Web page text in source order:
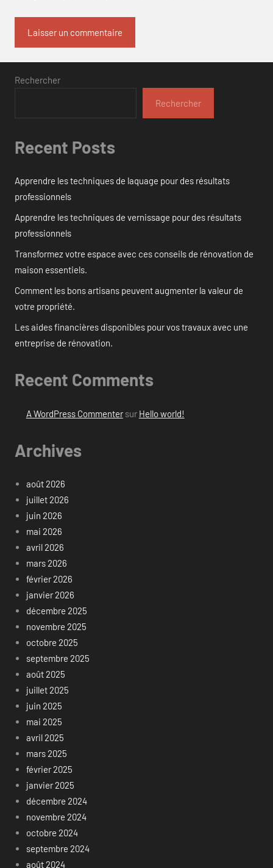
Rechercher
Rechercher
Recent Posts
Apprendre les techniques de laquage pour des résultats
professionnels
Apprendre les techniques de vernissage pour des résultats
professionnels
Transformez votre espace avec ces conseils de rénovation de
maison essentiels.
Comment les bons artisans peuvent augmenter la valeur de
votre propriété.
Les aides financières disponibles pour vos travaux avec une
entreprise de rénovation.
Recent Comments
A WordPress Commentersur Hello world!
Archives
août 2026
juillet 2026
juin 2026
mai 2026
avril 2026
mars 2026
février 2026
janvier 2026
décembre 2025
novembre 2025
octobre 2025
septembre 2025
août 2025
juillet 2025
juin 2025
mai 2025
avril 2025
mars 2025
février 2025
janvier 2025
décembre 2024
novembre 2024
octobre 2024
septembre 2024
août 2024